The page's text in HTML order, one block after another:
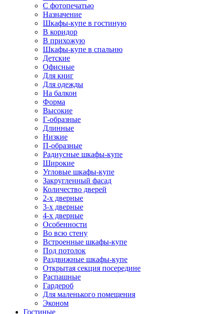
С фотопечатью
Назначение
Шкафы-купе в гостиную
В коридор
В прихожую
Шкафы-купе в спальню
Детские
Офисные
Для книг
Для одежды
На балкон
Форма
Высокие
Г-образные
Длинные
Низкие
П-образные
Радиусные шкафы-купе
Широкие
Угловые шкафы-купе
Закругленный фасад
Количество дверей
2-х дверные
3-х дверные
4-х дверные
Особенности
Во всю стену
Встроенные шкафы-купе
Под потолок
Раздвижные шкафы-купе
Открытая секция посередине
Распашные
Гардероб
Для маленького помещения
Эконом
Гостиные